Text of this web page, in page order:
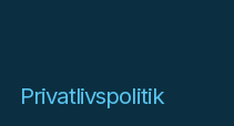
Privatlivspolitik